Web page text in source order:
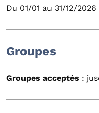
Du 01/01 au 31/12/
Groupes
Groupes acceptés :